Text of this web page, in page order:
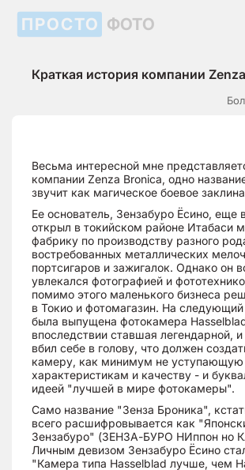
ПРОСТО ФОТО
Краткая история компании
Весьма интересной мне
компании Zenza Bronica, одно
звучит как магическое боевое
Ее основатель, Зензабуро Ёсино, еще
открыл в токийском районе Итабаси
фабрику по производству разного
востребованных металлических
портсигаров и зажигалок. Однако он
увлекался фотографией и
помимо этого маленького бизнеса
в Токио и фотомагазин. На
была выпущена фотокамера
впоследствии ставшая легендарной,
вбил себе в голову, что должен
камеру, как минимум не
характеристикам и качеству - и
идеей "лучшей в мире фотокамеры".
Само название "Зенза Броника",
всего расшифровывается как
Зензабуро" (ЗЕНЗА-БУРО НИппон но
Личным девизом Зензабуро Ёсино
"Камера типа Hasselblad лучше, чем